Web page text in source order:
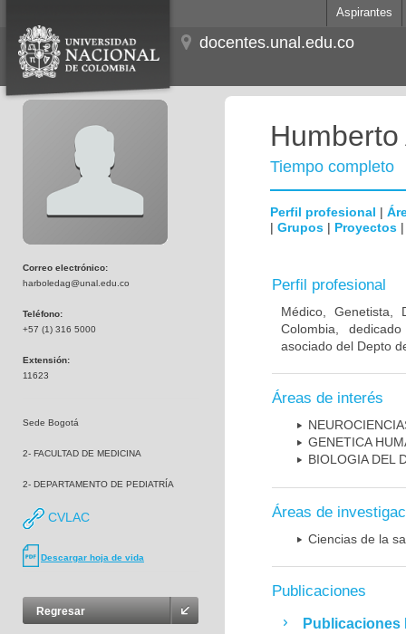
Aspirantes
docentes.unal.edu.co
Correo electrónico:
harboledag@unal.edu.co
Teléfono:
+57 (1) 316 5000
Extensión:
11623
Sede Bogotá
2- FACULTAD DE MEDICINA
2- DEPARTAMENTO DE PEDIATRÍA
CVLAC
Descargar hoja de vida
Regresar
Tiempo completo
Perfil profesional |
| Grupos | Proyectos
Perfil profesional
Médico, Genetista,
Colombia,
asociado del Depto
Áreas de interés
GENETICA
BIOLOGIA DEL
Áreas de
Ciencias de la
Publicaciones
Publicaciones